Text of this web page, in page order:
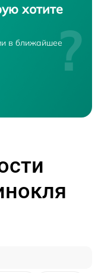
хотите
в ближайшее?